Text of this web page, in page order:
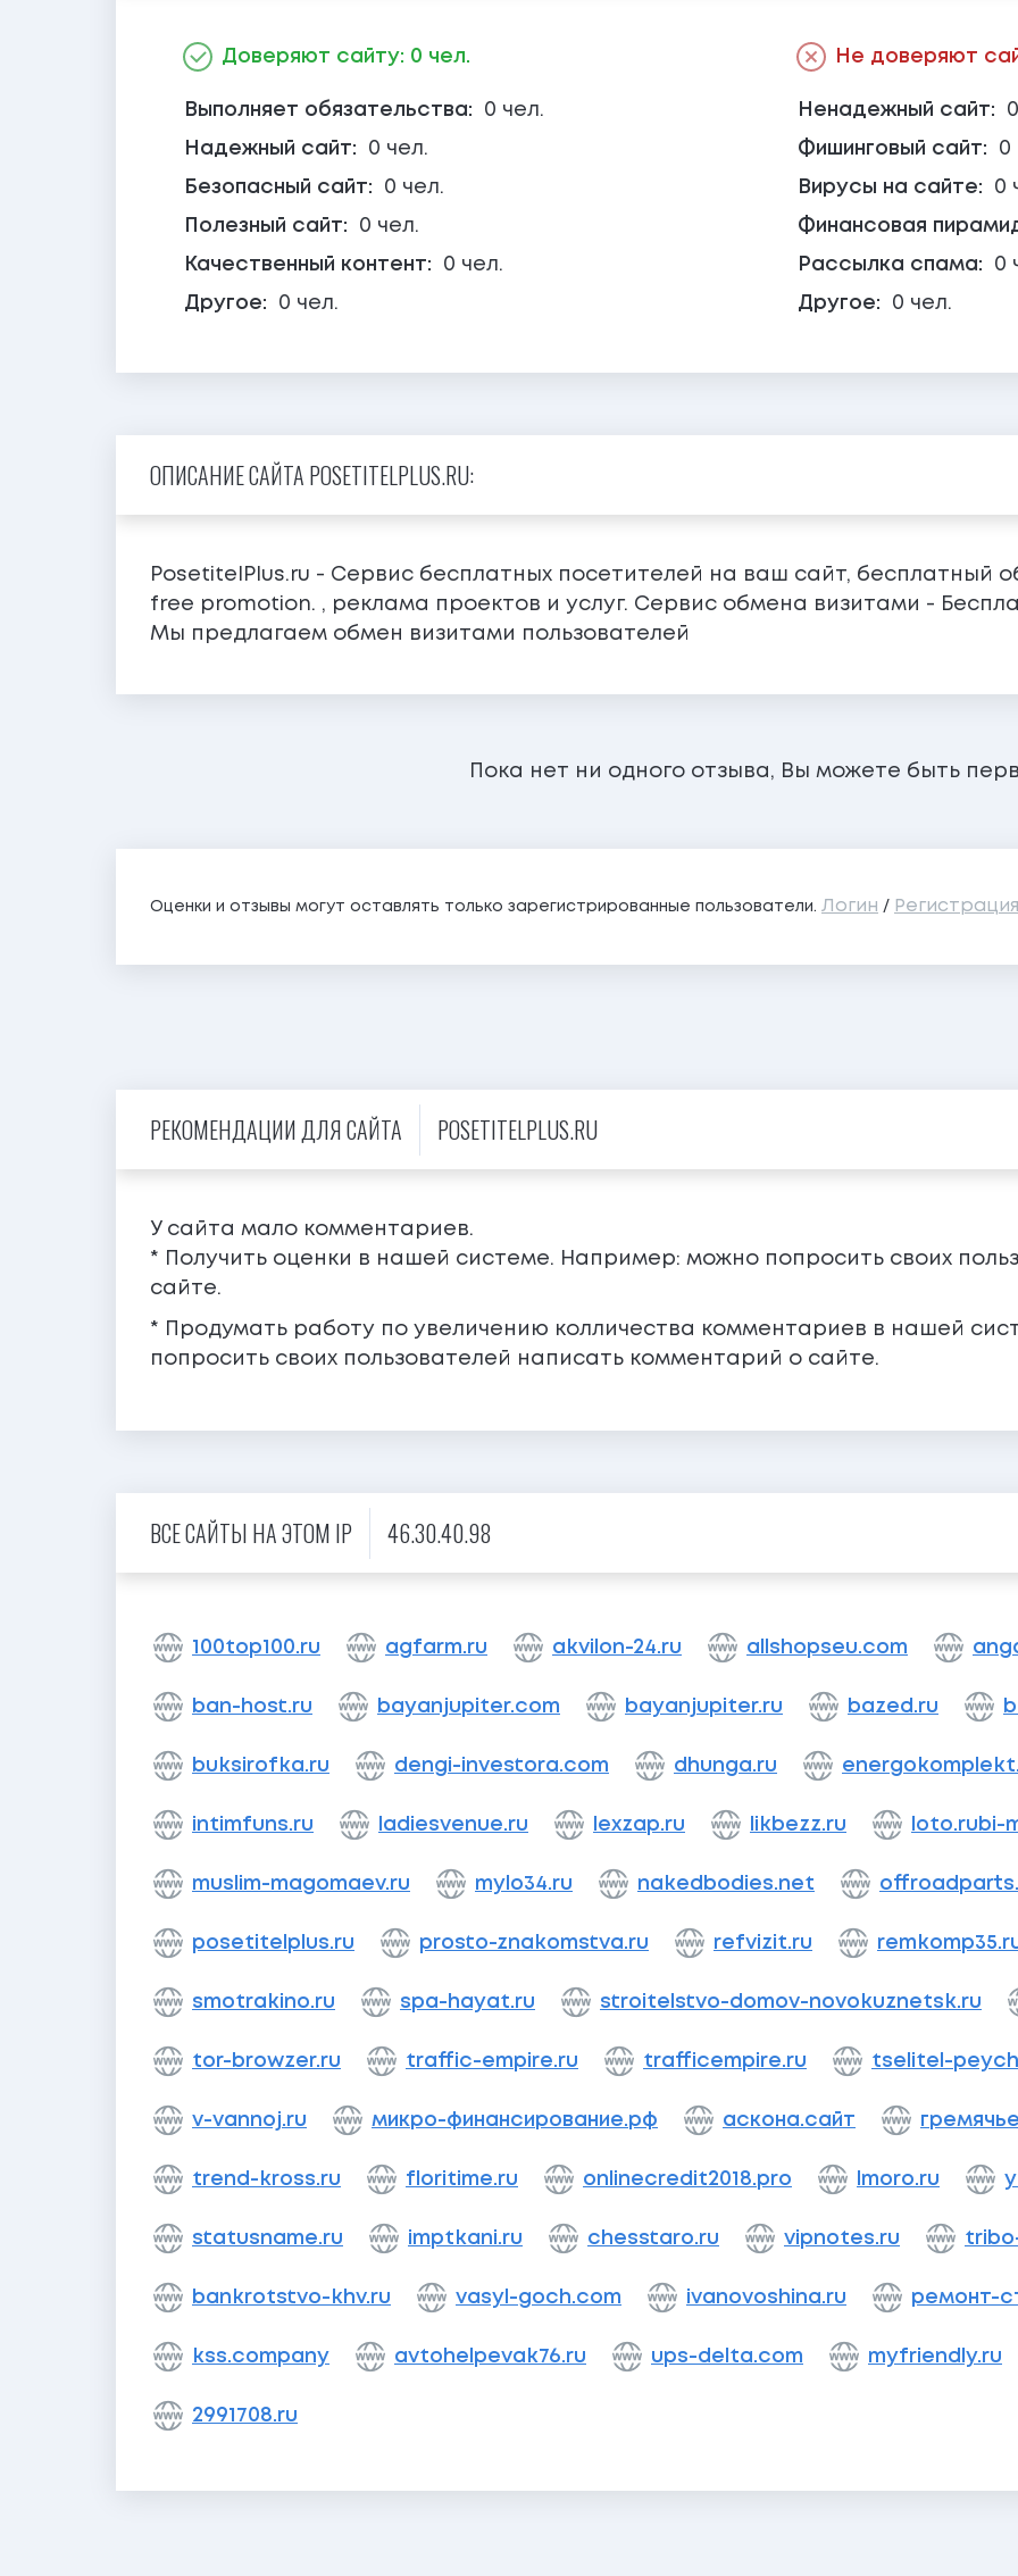
Доверяют сайту: 0 чел.
Выполняет обязательства: 0 чел.
Надежный сайт: 0 чел.
Безопасный сайт: 0 чел.
Полезный сайт: 0 чел.
Качественный контент: 0 чел.
Другое: 0 чел.
Не доверяют
Ненадежный сайт:
Фишинговый сайт: 0
Вирусы на сайте: 0
Финансовая
Рассылка спама: 0
Другое: 0 чел.
ОПИСАНИЕ САЙТА POSETITELPLUS.RU:
PosetitelPlus.ru - Сервис бесплатных посетителей на ваш сайт, бесплатный
free promotion. , реклама проектов и услуг. Сервис обмена визитами -
Мы предлагаем обмен визитами пользователей
Пока нет ни одного отзыва, Вы можете быть
Оценки и отзывы могут оставлять только зарегистрированные пользователи. Логин / Регистрация
РЕКОМЕНДАЦИИ ДЛЯ САЙТА POSETITELPLUS.RU
У сайта мало комментариев.
* Получить оценки в нашей системе. Например: можно попросить своих
сайте.
* Продумать работу по увеличению колличества комментариев в нашей
попросить своих пользователей написать комментарий о сайте.
ВСЕ САЙТЫ НА ЭТОМ IP 46.30.40.98
100top100.ru agfarm.ru akvilon-24.ru allshopseu.com
ban-host.ru bayanjupiter.com bayanjupiter.ru bazed.ru
buksirofka.ru dengi-investora.com dhunga.ru
intimfuns.ru ladiesvenue.ru lexzap.ru likbezz.ru loto.rubi-
muslim-magomaev.ru mylo34.ru nakedbodies.net
posetitelplus.ru prosto-znakomstva.ru refvizit.ru
smotrakino.ru spa-hayat.ru stroitelstvo-domov-novokuznetsk.ru
tor-browzer.ru traffic-empire.ru trafficempire.ru tselitel-
v-vannoj.ru микро-финансирование.рф аскона.сайт
trend-kross.ru floritime.ru onlinecredit2018.pro lmoro.ru
statusname.ru imptkani.ru chesstaro.ru vipnotes.ru
bankrotstvo-khv.ru vasyl-goch.com ivanovoshina.ru ремонт-
kss.company avtohelpevak76.ru ups-delta.com myfriendly.ru
2991708.ru